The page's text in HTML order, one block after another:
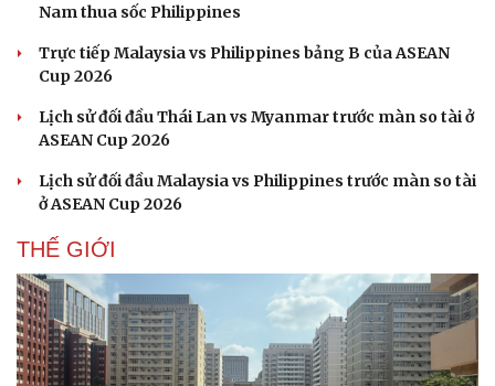
Nam thua sốc Philippines
Trực tiếp Malaysia vs Philippines bảng B của ASEAN
Cup 2026
Lịch sử đối đầu Thái Lan vs Myanmar trước màn so tài ở
ASEAN Cup 2026
Lịch sử đối đầu Malaysia vs Philippines trước màn so tài
ở ASEAN Cup 2026
THẾ GIỚI